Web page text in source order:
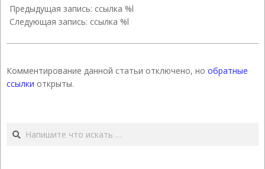
12-
17
Предыдущая запись: ссылка %l
Следующая запись: ссылка %l
Комментирование данной статьи отключено, но обратные
ссылки открыты.
Поиск